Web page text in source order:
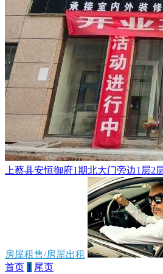
上蔡县安恒御府1期北大门旁边1层
房屋租售/房屋出租
首页 1 尾页